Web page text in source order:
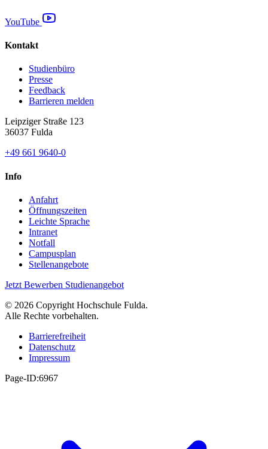
YouTube
Kontakt
Studienbüro
Presse
Feedback
Barrieren melden
Leipziger Straße 123
36037 Fulda
+49 661 9640-0
Info
Anfahrt
Öffnungszeiten
Leichte Sprache
Intranet
Notfall
Campusplan
Stellenangebote
Jetzt Bewerben Studienangebot
© 2026 Copyright Hochschule Fulda.
Alle Rechte vorbehalten.
Barrierefreiheit
Datenschutz
Impressum
Page-ID:6967